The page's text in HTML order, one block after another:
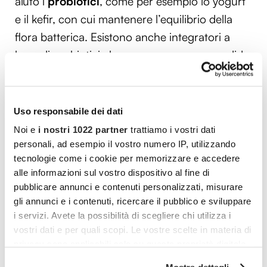
Uso responsabile dei dati
Noi e i nostri 1022 partner trattiamo i vostri dati
personali, ad esempio il vostro numero IP, utilizzando
tecnologie come i cookie per memorizzare e accedere
alle informazioni sul vostro dispositivo al fine di
pubblicare annunci e contenuti personalizzati, misurare
gli annunci e i contenuti, ricercare il pubblico e sviluppare
i servizi. Avete la possibilità di scegliere chi utilizza i
vostri dati e per quali scopi. Le vostre scelte in materia di
e il kefir, con cui mantenere l’equilibrio della
flora batterica. Esistono anche integratori a
base di probiotici che possono essere un valido
supporto per prevenire la cistite quando si è in
viaggio.
Nel caso in cui insorgano i primi sintomi di
cistite si può correre ai ripari affidandosi a
rimedi naturalicome per esempio bere un
infuso a base di mirtillo rosso, che contrasta
l’adesione dei batteri, o alfinocchio,
antispasmodico, oppure alla curcuma,
antinfiammatorio naturale. Se si continua a
percepire dolore durante la minzione e si deve
urinare spesso è fondamentale non trascurare i